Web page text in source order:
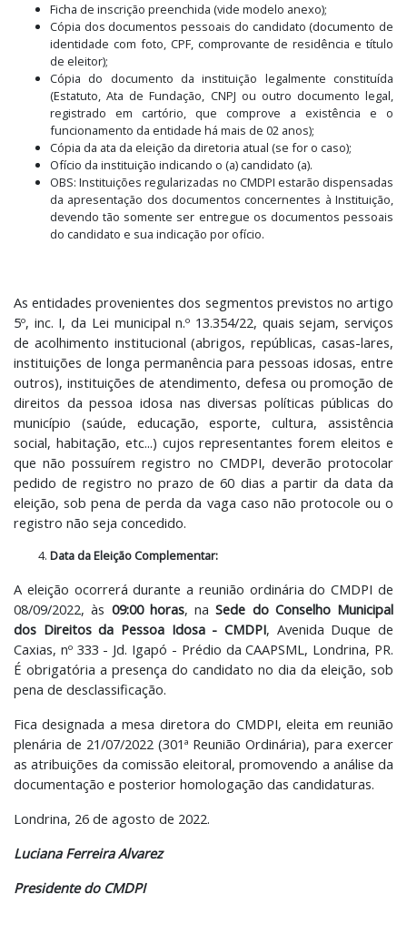
Ficha de inscrição preenchida (vide modelo anexo);
Cópia dos documentos pessoais do candidato (documento de
identidade com foto, CPF, comprovante de residência e título
de eleitor);
Cópia do documento da instituição legalmente constituída
(Estatuto, Ata de Fundação, CNPJ ou outro documento legal,
registrado em cartório, que comprove a existência e o
funcionamento da entidade há mais de 02 anos);
Cópia da ata da eleição da diretoria atual (se for o caso);
Ofício da instituição indicando o (a) candidato (a).
OBS: Instituições regularizadas no CMDPI estarão dispensadas
da apresentação dos documentos concernentes à Instituição,
devendo tão somente ser entregue os documentos pessoais
do candidato e sua indicação por ofício.
As entidades provenientes dos segmentos previstos no artigo
5º, inc. I, da Lei municipal n.º 13.354/22, quais sejam, serviços
de acolhimento institucional (abrigos, repúblicas, casas-lares,
instituições de longa permanência para pessoas idosas, entre
outros), instituições de atendimento, defesa ou promoção de
direitos da pessoa idosa nas diversas políticas públicas do
município (saúde, educação, esporte, cultura, assistência
social, habitação, etc...) cujos representantes forem eleitos e
que não possuírem registro no CMDPI, deverão protocolar
pedido de registro no prazo de 60 dias a partir da data da
eleição, sob pena de perda da vaga caso não protocole ou o
registro não seja concedido.
Data da Eleição Complementar:
A eleição ocorrerá durante a reunião ordinária do CMDPI de
08/09/2022, às 09:00 horas, naSede do Conselho Municipal
dos Direitos da Pessoa Idosa - CMDPI, Avenida Duque de
Caxias, nº 333 - Jd. Igapó - Prédio da CAAPSML, Londrina, PR.
É obrigatória a presença do candidato no dia da eleição, sob
pena de desclassificação.
Fica designada a mesa diretora do CMDPI, eleita em reunião
plenária de 21/07/2022 (301ª Reunião Ordinária), para exercer
as atribuições da comissão eleitoral, promovendo a análise da
documentação e posterior homologação das candidaturas.
Londrina, 26 de agosto de 2022.
Luciana Ferreira Alvarez
Presidente do CMDPI